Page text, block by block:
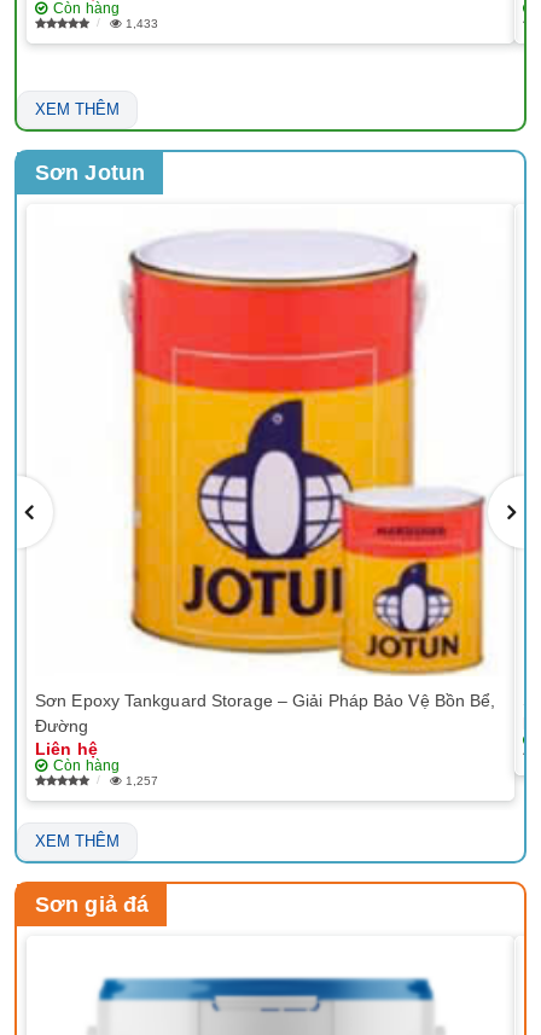
Còn hàng
1,433
XEM THÊM
Sơn Jotun
Sơn Epoxy Tankguard Storage – Giải Pháp Bảo Vệ Bồn Bể,
Đường
Liên hệ
Còn hàng
1,257
XEM THÊM
Sơn giả đá